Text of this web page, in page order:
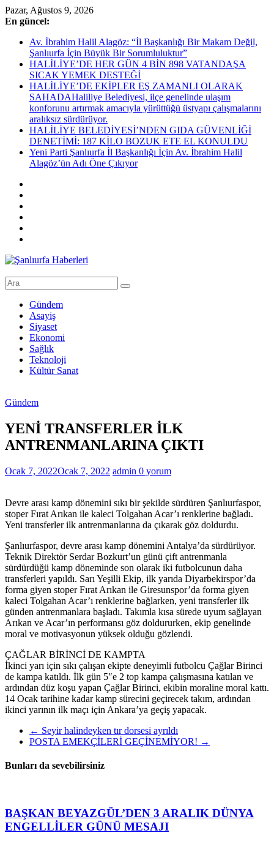
Skip
to
Pazar, Ağustos 9, 2026
En güncel:
Av. İbrahim Halil Alagöz: “İl Başkanlığı Bir Makam Değil,
Şanlıurfa İçin Büyük Bir Sorumluluktur”
HALİLİYE’DE HER GÜN 4 BİN 898 VATANDAŞA
SICAK YEMEK DESTEĞİ
HALİLİYE’DE EKİPLER EŞ ZAMANLI OLARAK
SAHADAHaliliye Belediyesi, ilçe genelinde ulaşım
konforunu artırmak amacıyla yürüttüğü üstyapı çalışmalarını
aralıksız sürdürüyor.
HALİLİYE BELEDİYESİ’NDEN GIDA GÜVENLİĞİ
DENETİMİ: 187 KİLO BOZUK ETE EL KONULDU
Yeni Parti Şanlıurfa İl Başkanlığı İçin Av. İbrahim Halil
Alagöz’ün Adı Öne Çıkıyor
Şanlıurfa
Dakika
Şanlıurfa
Haberleri
Gündem
Asayiş
Siyaset
Ekonomi
Sağlık
Teknoloji
Kültür Sanat
Gündem
YENİ TRANSFERLER İLK
ANTRENMANLARINA ÇIKTI
Ocak 7, 2022Ocak 7, 2022 admin 0 yorum
Devre arası kamp dönemini sıkı bir şekilde sürdüren Şanlıurfaspor,
stoper Fırat Arıkan ile kaleci Tolgahan Acar’ı renklerine bağladı.
Yeni transferler ilk antrenmanlarına da çıkarak göz doldurdu.
Şanlıurfaspor, devre arası kamp dönemini Antalya’da sürdürüyor.
Teknik Direktör Serdar Bozkurt’un günü çift antrenmanla
sürdürdüğü kamp döneminde son olarak iki futbolcunun daha
transferleri yapıldı. Sarı Yeşilli Ekip, ilk yarıda Diyarbekirspor’da
forma giyen stoper Fırat Arıkan ile Giresunspor’da forma giyen
kaleci Tolgahan Acar’ı renklerine bağlarken, yeni transferler ilk
günden antrenmanlara başladı. Takımla kısa sürede uyum sağlayan
Arıkan ve Acar’ın performansı göz doldururken, ekip genelinde
moral ve motivasyonun yüksek olduğu gözlendi.
ÇAĞLAR BİRİNCİ DE KAMPTA
İkinci yarı için sıkı çalışan ekipte deneyimli futbolcu Çağlar Birinci
de kampa katıldı. İlk gün 5″e 2 top kampa çalışmasına katılan ve
ardından düz koşu yapan Çağlar Birinci, ekibin moraline moral kattı.
14 Ocak tarihine kadar kamp sürecini geçirecek takım, ardından
ikinci yarının ilk maçı için Ankara’ya geçiş yapacak.
← Seyir halindeyken tır dorsesi ayrıldı
POSTA EMEKÇİLERİ GEÇİNEMİYOR! →
Bunları da sevebilirsiniz
BAŞKAN BEYAZGÜL’DEN 3 ARALIK DÜNYA
ENGELLİLER GÜNÜ MESAJI